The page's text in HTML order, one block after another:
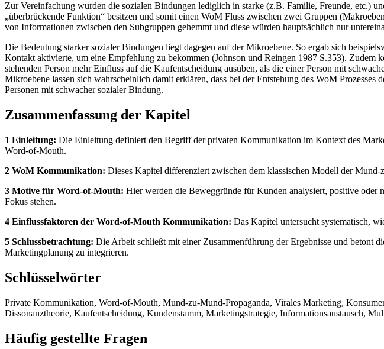
Zur Vereinfachung wurden die sozialen Bindungen lediglich in starke (z.B. Familie, Freunde, etc.)
„überbrückende Funktion“ besitzen und somit einen WoM Fluss zwischen zwei Gruppen
von Informationen zwischen den Subgruppen gehemmt und diese würden hauptsächlich nur
Die Bedeutung starker sozialer Bindungen liegt dagegen auf der Mikroebene. So ergab sich
Kontakt aktivierte, um eine Empfehlung zu bekommen (Johnson und Reingen 1987 S.353).
stehenden Person mehr Einfluss auf die Kaufentscheidung ausüben, als die einer Person mit
Mikroebene lassen sich wahrscheinlich damit erklären, dass bei der Entstehung des WoM
Personen mit schwacher sozialer Bindung.
Zusammenfassung der Kapitel
1 Einleitung: Die Einleitung definiert den Begriff der privaten Kommunikation im Kontext des
Word-of-Mouth.
2 WoM Kommunikation: Dieses Kapitel differenziert zwischen dem klassischen Modell der
3 Motive für Word-of-Mouth: Hier werden die Beweggründe für Kunden analysiert, positive oder
Fokus stehen.
4 Einflussfaktoren der Word-of-Mouth Kommunikation: Das Kapitel untersucht systematisch,
5 Schlussbetrachtung: Die Arbeit schließt mit einer Zusammenführung der Ergebnisse und
Marketingplanung zu integrieren.
Schlüsselwörter
Private Kommunikation, Word-of-Mouth, Mund-zu-Mund-Propaganda, Virales Marketing,
Dissonanztheorie, Kaufentscheidung, Kundenstamm, Marketingstrategie, Informationsaustausch,
Häufig gestellte Fragen